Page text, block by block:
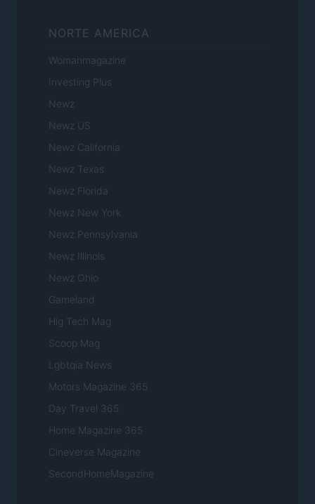
NORTE AMERICA
Womanmagazine
Investing Plus
Newz
Newz US
Newz California
Newz Texas
Newz Florida
Newz New York
Newz Pennsylvania
Newz Illinois
Newz Ohio
Gameland
Hig Tech Mag
Scoop Mag
Lgbtqia News
Motors Magazine 365
Day Travel 365
Home Magazine 365
Cineverse Magazine
SecondHomeMagazine